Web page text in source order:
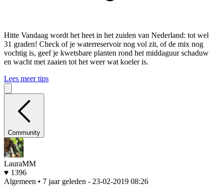
Hitte Vandaag wordt het heet in het zuiden van Nederland: tot wel
31 graden! Check of je waterreservoir nog vol zit, of de mix nog
vochtig is, geef je kwetsbare planten rond het middaguur schaduw
en wacht met zaaien tot het weer wat koeler is.
Lees meer tips
Community
LauraMM
♥ 1396
Algemeen • 7 jaar geleden - 23-02-2019 08:26